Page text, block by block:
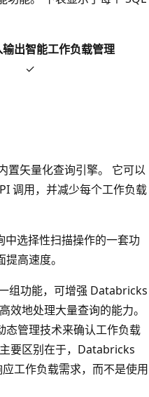
出智能工作负载管理
✓
置矢量化查询引擎。 它可以
调用，并减少每个工作负载
中选择性扫描操作的一套功
高速度。
组功能，可增强 Databricks
效地处理大量查询的能力。
态管理技术来确认工作负载
要区别在于，Databricks
工作负载需求，而不是使用